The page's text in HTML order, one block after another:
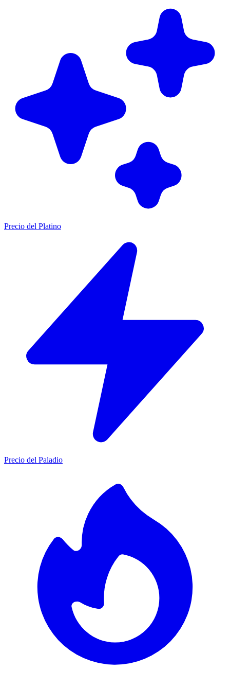
Precio del Platino
Precio del Paladio